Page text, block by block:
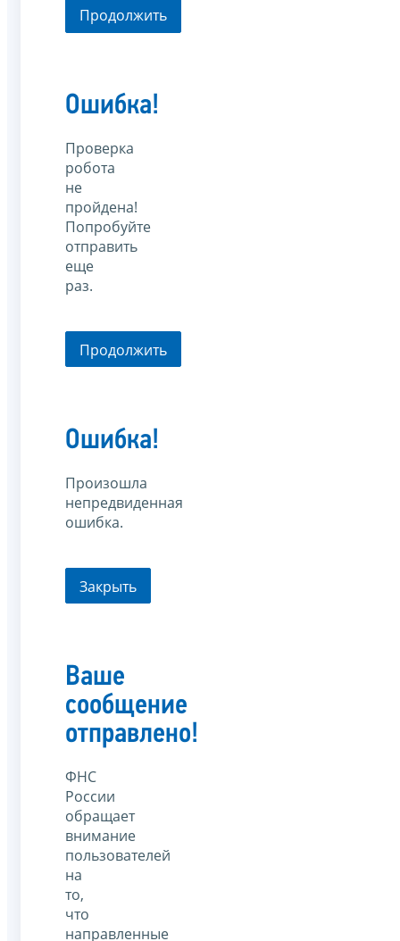
Продолжить
Ошибка!
Проверка
робота
не
пройдена!
Попробуйте
отправить
еще
раз.
Продолжить
Ошибка!
Произошла
непредвиденная
ошибка.
Закрыть
Ваше
сообщение
отправлено!
ФНС
России
обращает
внимание
пользователей
на
то,
что
направленные